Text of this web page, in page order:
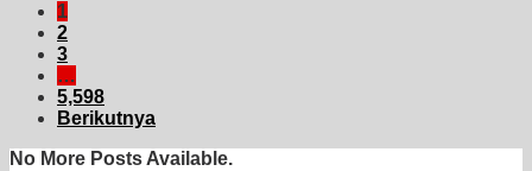
1
2
3
…
5,598
Berikutnya
No More Posts Available.